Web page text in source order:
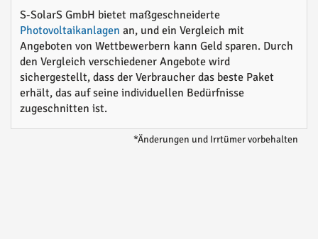
S-SolarS GmbH bietet maßgeschneiderte
Photovoltaikanlagen an, und ein Vergleich mit
Angeboten von Wettbewerbern kann Geld sparen. Durch
den Vergleich verschiedener Angebote wird
sichergestellt, dass der Verbraucher das beste Paket
erhält, das auf seine individuellen Bedürfnisse
zugeschnitten ist.
*Änderungen und Irrtümer vorbehalten